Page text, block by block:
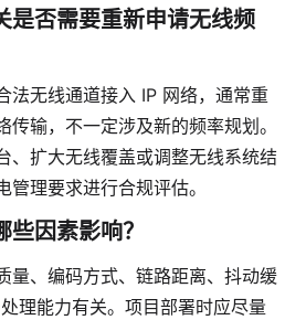
是否需要重新申请无线频
法无线通道接入 IP 网络，通常重
传输，不一定涉及新的频率规划。
、扩大无线覆盖或调整无线系统结
理要求进行合规评估。
因素影响？
量、编码方式、链路距离、抖动缓
理能力有关。项目部署时应尽量